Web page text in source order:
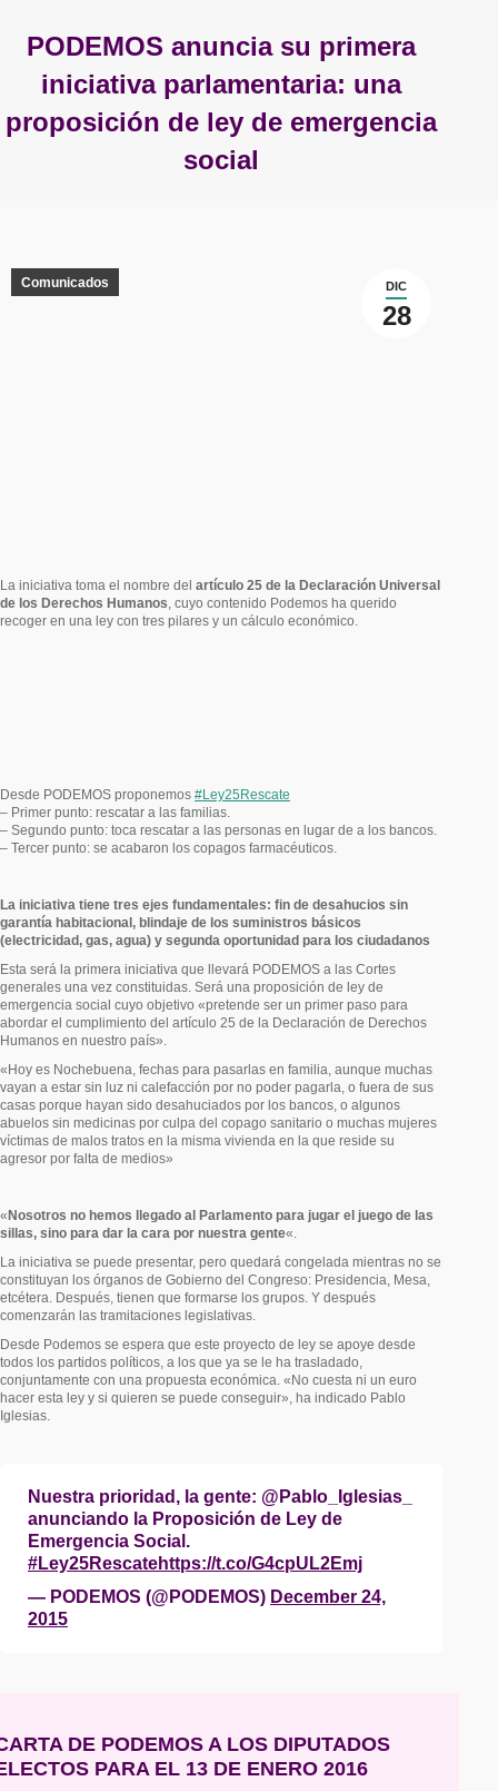
PODEMOS anuncia su primera
iniciativa parlamentaria: una
proposición de ley de emergencia
social
DIC
28
Comunicados
La iniciativa toma el nombre del artículo 25 de la Declaración Universal
de los Derechos Humanos , cuyo contenido Podemos ha querido
recoger en una ley con tres pilares y un cálculo económico.
Desde PODEMOS proponemos ‪#‎Ley25Rescate‬
– Primer punto: rescatar a las familias.
– Segundo punto: toca rescatar a las personas en lugar de a los bancos.
– Tercer punto: se acabaron los copagos farmacéuticos.
La iniciativa tiene tres ejes fundamentales: fin de desahucios sin
garantía habitacional, blindaje de los suministros básicos
(electricidad, gas, agua) y segunda oportunidad para los ciudadanos
Esta será la primera iniciativa que llevará PODEMOS a las Cortes
generales una vez constituidas. Será una proposición de ley de
emergencia social cuyo objetivo «pretende ser un primer paso para
abordar el cumplimiento del artículo 25 de la Declaración de Derechos
Humanos en nuestro país».
«Hoy es Nochebuena, fechas para pasarlas en familia, aunque muchas
vayan a estar sin luz ni calefacción por no poder pagarla, o fuera de sus
casas porque hayan sido desahuciados por los bancos, o algunos
abuelos sin medicinas por culpa del copago sanitario o muchas mujeres
víctimas de malos tratos en la misma vivienda en la que reside su
agresor por falta de medios»
«Nosotros no hemos llegado al Parlamento para jugar el juego de las
sillas, sino para dar la cara por nuestra gente«.
La iniciativa se puede presentar, pero quedará congelada mientras no se
constituyan los órganos de Gobierno del Congreso: Presidencia, Mesa,
etcétera. Después, tienen que formarse los grupos. Y después
comenzarán las tramitaciones legislativas.
Desde Podemos se espera que este proyecto de ley se apoye desde
todos los partidos políticos, a los que ya se le ha trasladado,
conjuntamente con una propuesta económica. «No cuesta ni un euro
hacer esta ley y si quieren se puede conseguir», ha indicado Pablo
Iglesias.
Nuestra prioridad, la gente: @Pablo_Iglesias_
anunciando la Proposición de Ley de
Emergencia Social.
#Ley25Rescatehttps://t.co/G4cpUL2Emj
— PODEMOS (@PODEMOS) December 24,
2015
DE PODEMOS A LOS DIPUTADOS
PARA EL 13 DE ENERO 2016